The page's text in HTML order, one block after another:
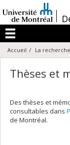
au
contenu
/
Menu
Accueil La recherche
Thèses et
Des thèses et
consultables dans
de Montréal.